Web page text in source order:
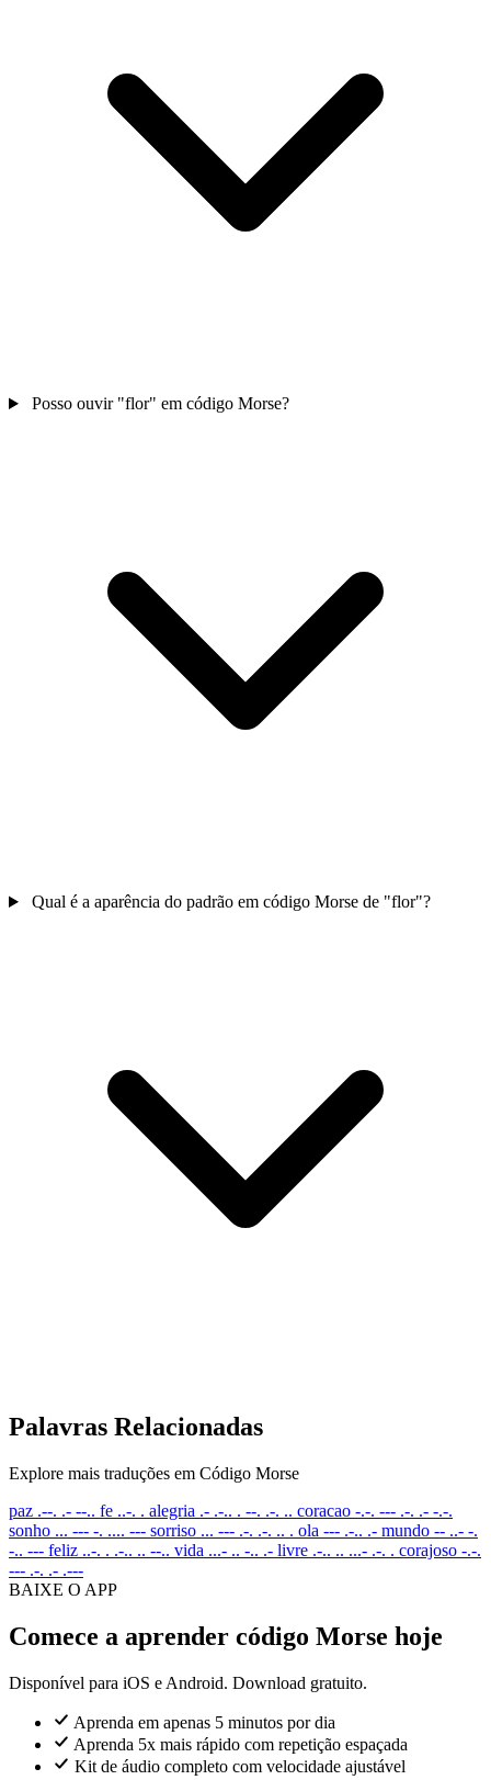
Posso ouvir "flor" em código Morse?
Qual é a aparência do padrão em código Morse de "flor"?
Palavras Relacionadas
Explore mais traduções em Código Morse
paz .--. .- --.. fe ..-. . alegria .- .-.. . --. .-. .. coracao -.-. --- .-. .- -.-.
sonho ... --- -. .... --- sorriso ... --- .-. .-. .. . ola --- .-.. .- mundo -- ..- -.
-.. --- feliz ..-. . .-.. .. --.. vida ...- .. -.. .- livre .-.. .. ...- .-. . corajoso -.-.
--- .-. .- .---
BAIXE O APP
Comece a aprender código Morse hoje
Disponível para iOS e Android. Download gratuito.
Aprenda em apenas 5 minutos por dia
Aprenda 5x mais rápido com repetição espaçada
Kit de áudio completo com velocidade ajustável